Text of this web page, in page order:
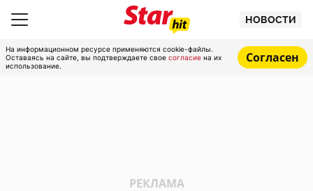
НОВОСТИ
На информационном ресурсе применяются cookie-файлы.
Оставаясь на сайте, вы подтверждаете свое согласие на их
использование.
Согласен